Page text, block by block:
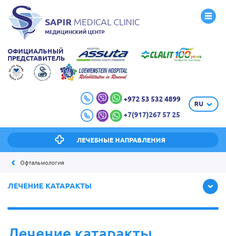
SAPIR MEDICAL CLINIC
МЕДИЦИНСКИЙ ЦЕНТР
ОФИЦИАЛЬНЫЙ
ПРЕДСТАВИТЕЛЬ
+972 53 532 4899
+7(917)267 57 25
RU
ЛЕЧЕБНЫЕ НАПРАВЛЕНИЯ
Офтальмология
ЛЕЧЕНИЕ КАТАРАКТЫ